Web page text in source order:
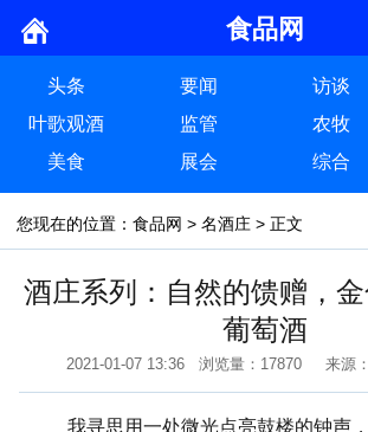
食品网
头条 要闻 访谈
叶歌观酒
监管 农牧
美食
展会 综合
您现在的位置： 食品网 > 名酒庄 > 正文
酒庄系列：自然的馈赠，
葡萄酒
2021-01-07 13:36 浏览量：17870 来源
我寻思用一处微光点亮鼓楼的钟声